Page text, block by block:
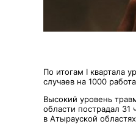
По итогам І квартала
случаев на 1000
Высокий уровень
области пострадал 31
в Атырауской